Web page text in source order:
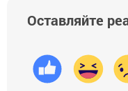
Оставляйте